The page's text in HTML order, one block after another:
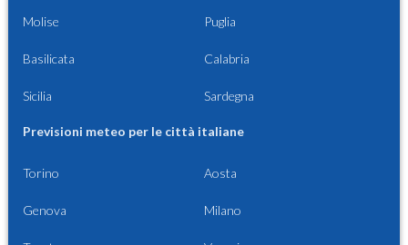
Molise Puglia
Basilicata Calabria
Sicilia Sardegna
Previsioni meteo per le città italiane
Torino Aosta
Genova Milano